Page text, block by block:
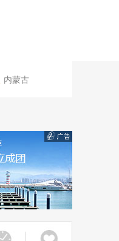
内蒙古